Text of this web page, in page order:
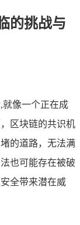
的挑战与
就像一个正在成
区块链的共识机
的道路，无法满
也可能存在被破
全带来潜在威